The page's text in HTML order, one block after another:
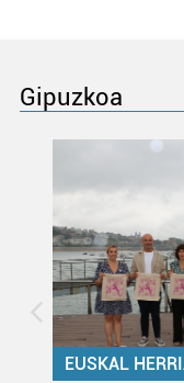
Gipuzkoa
EUSKAL